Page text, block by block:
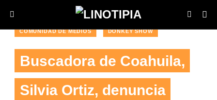
COMUNIDAD DE MEDIOS DONKEY SHOW
Buscadora de Coahuila,
Silvia Ortiz, denuncia